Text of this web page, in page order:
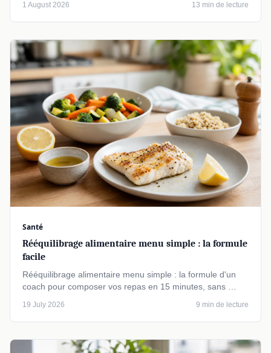
1 August 2026 13 min de lecture
Santé
Rééquilibrage alimentaire menu simple : la formule
facile
Rééquilibrage alimentaire menu simple : la formule d'un
coach pour composer vos repas en 15 minutes, sans …
19 July 2026 9 min de lecture